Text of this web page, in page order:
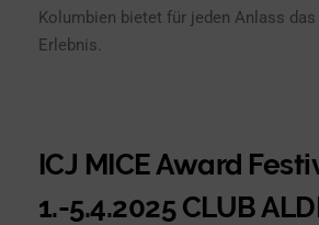
Kolumbien bietet für jeden Anlass das
Erlebnis.
ICJ MICE Award
1.-5.4.2025 CLUB